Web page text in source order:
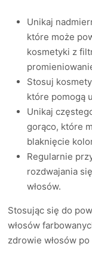
Unikaj
które może
kosmetyki z
Stosuj
które pomogą
Unikaj
gorąco, które
blaknięcie
Regularnie
rozdwajania
włosów.
Stosując się do
włosów
zdrowie włosów